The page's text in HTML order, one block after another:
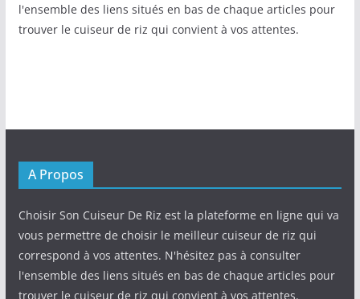
l'ensemble des liens situés en bas de chaque articles pour
trouver le cuiseur de riz qui convient à vos attentes.
A Propos
Choisir Son Cuiseur De Riz est la plateforme en ligne qui va
vous permettre de choisir le meilleur cuiseur de riz qui
correspond à vos attentes. N'hésitez pas à consulter
l'ensemble des liens situés en bas de chaque articles pour
trouver le cuiseur de riz qui convient à vos attentes.